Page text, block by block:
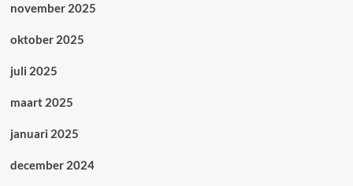
november 2025
oktober 2025
juli 2025
maart 2025
januari 2025
december 2024